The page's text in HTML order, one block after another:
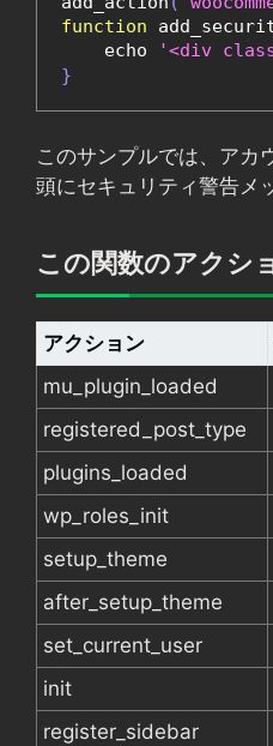
function
    echo
'<div
}
このサンプルでは、アカ
頭にセキュリティ警告メ
この関数のアクシ
アクション
mu_plugin_loaded
registered_post_type
plugins_loaded
wp_roles_init
setup_theme
after_setup_theme
set_current_user
init
register_sidebar